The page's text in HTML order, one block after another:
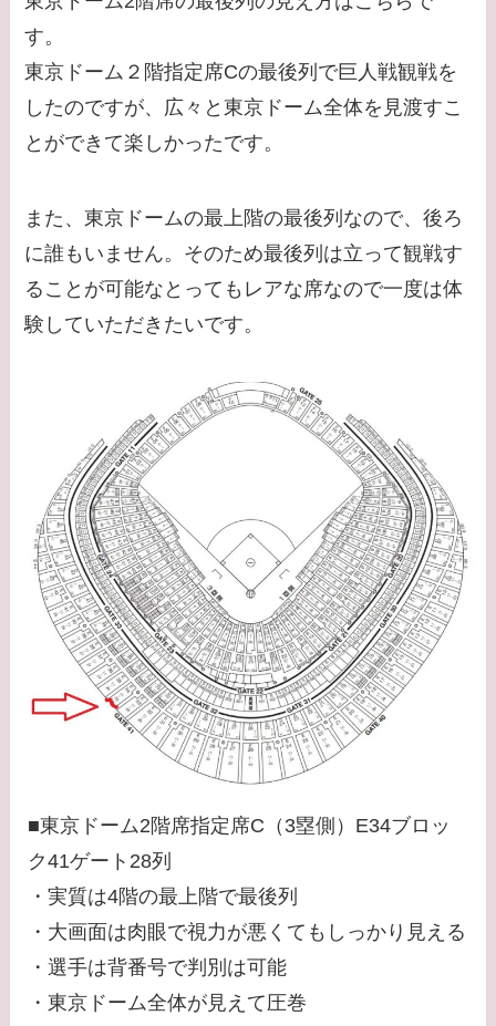
す。
東京ドーム２階指定席Cの最後列で巨人戦観戦を
したのですが、広々と東京ドーム全体を見渡すこ
とができて楽しかったです。
また、東京ドームの最上階の最後列なので、後ろ
に誰もいません。そのため最後列は立って観戦す
ることが可能なとってもレアな席なので一度は体
験していただきたいです。
■東京ドーム2階席指定席C（3塁側）E34ブロッ
ク41ゲート28列
・実質は4階の最上階で最後列
・大画面は肉眼で視力が悪くてもしっかり見える
・選手は背番号で判別は可能
・東京ドーム全体が見えて圧巻